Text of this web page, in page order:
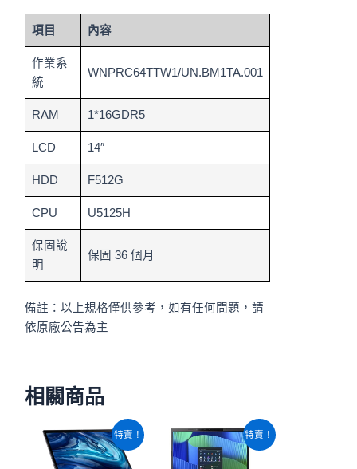
項目 內容
作業系
統
WNPRC64TTW1/UN.BM1TA.001
RAM 1*16GDR5
LCD 14″
HDD F512G
CPU U5125H
保固說
明
保固 36 個月
備註：以上規格僅供參考，如有任何問題，請
依原廠公告為主
相關商品
特賣！
原
始
價
目
前
價
特賣！
原
始
價
目
前
價